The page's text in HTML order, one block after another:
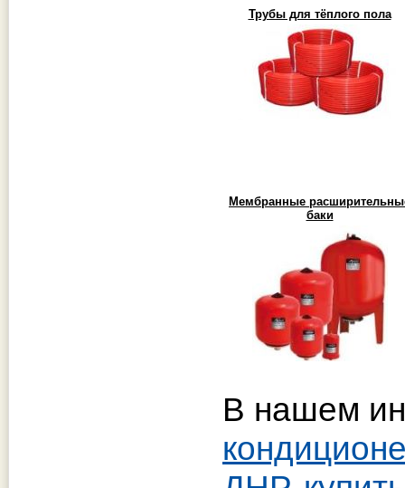
Трубы для тёплого пола
Мембранные
баки
В нашем